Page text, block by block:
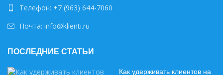
Телефон: +7 (963) 644-7060
Почта: info@klienti.ru
ПОСЛЕДНИЕ СТАТЬИ
Как удерживать клиентов на